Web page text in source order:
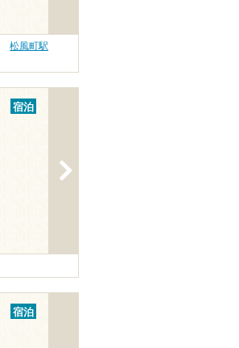
松風町駅
宿泊
宿泊